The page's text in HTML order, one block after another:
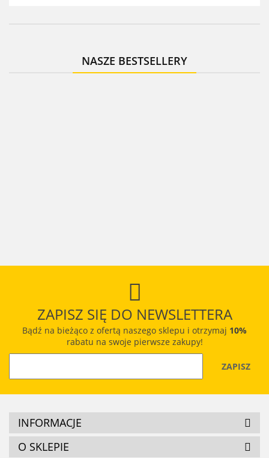
NASZE BESTSELLERY
ZAPISZ SIĘ DO NEWSLETTERA
Bądź na bieżąco z ofertą naszego sklepu i otrzymaj 10%
rabatu na swoje pierwsze zakupy!
INFORMACJE
O SKLEPIE